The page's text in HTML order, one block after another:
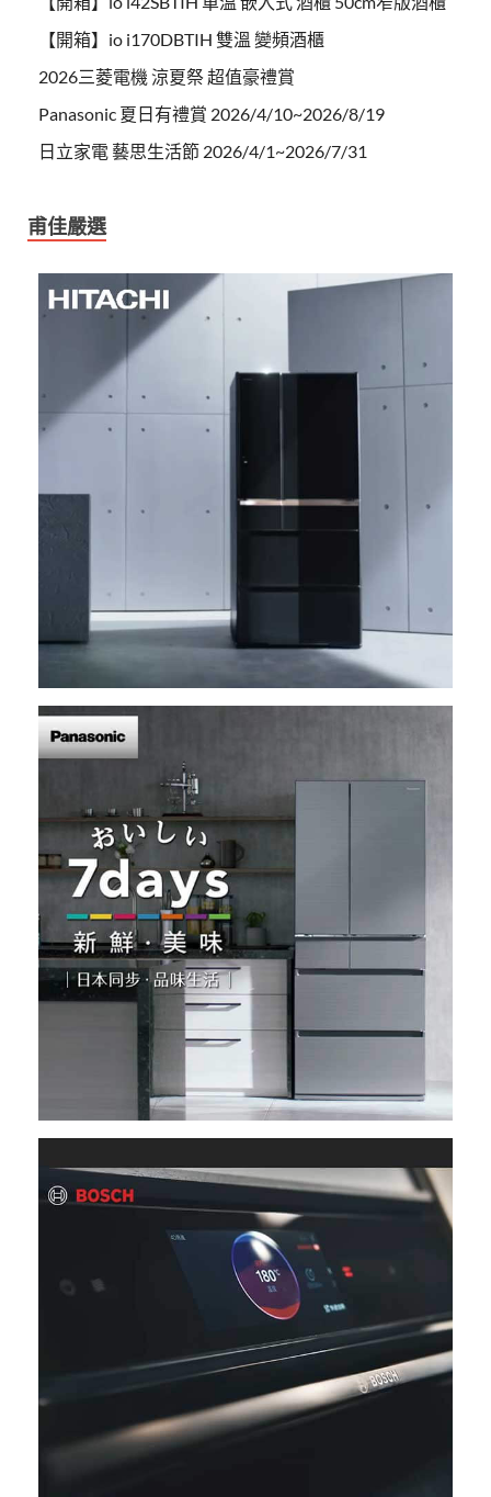
【開箱】io i170DBTIH 雙溫 變頻酒櫃
2026三菱電機 涼夏祭 超值豪禮賞
Panasonic 夏日有禮賞 2026/4/10~2026/8/19
日立家電 藝思生活節 2026/4/1~2026/7/31
甫佳嚴選